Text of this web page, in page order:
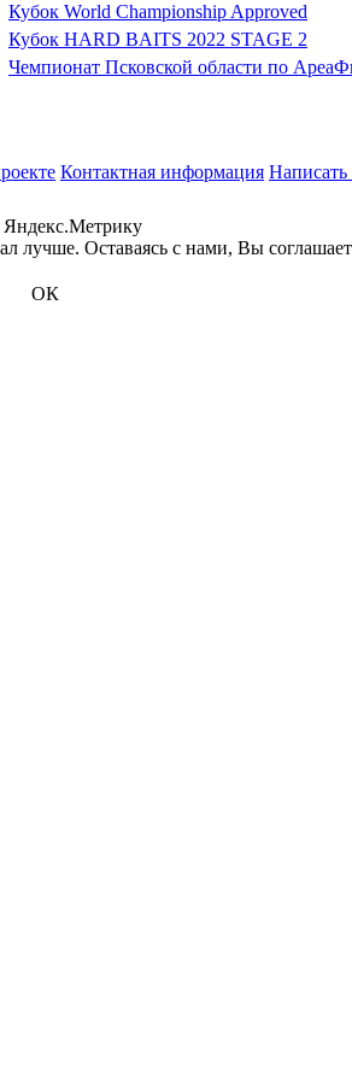
Кубок World Championship Approved
Кубок HARD BAITS 2022 STAGE 2
Чемпионат Псковской области по
Контактная информация
Яндекс.Метрику
лучше. Оставаясь с нами, Вы
ОК